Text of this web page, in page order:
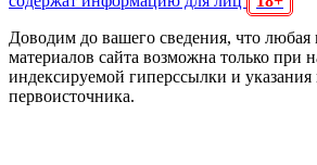
Доводим до вашего сведения, что любая
материалов сайта возможна только при
индексируемой гиперссылки и указания
первоисточника.